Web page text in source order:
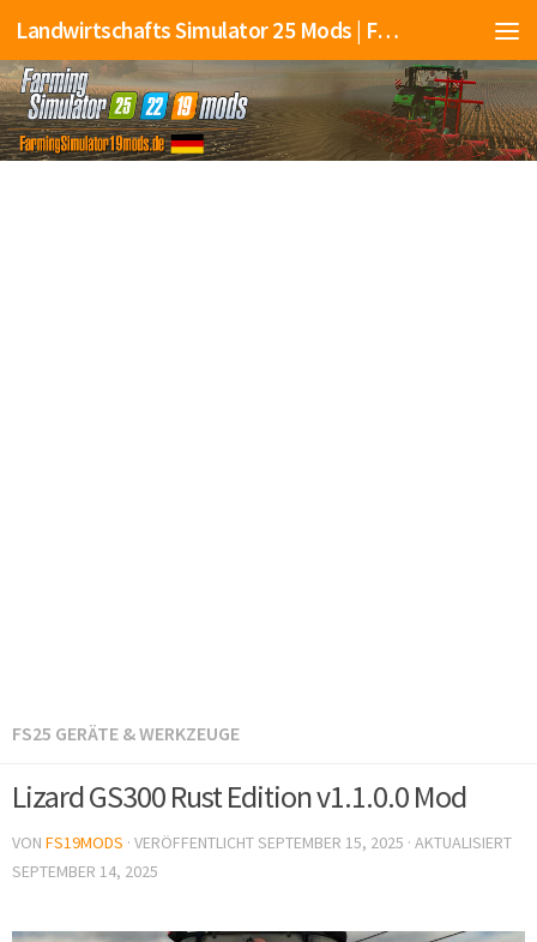
Landwirtschafts Simulator 25 Mods | Farming Simulator 25 Mods | FS25 Mods
FS25 GERÄTE & WERKZEUGE
Lizard GS300 Rust Edition v1.1.0.0 Mod
VON FS19MODS · VERÖFFENTLICHTSEPTEMBER 15, 2025 · AKTUALISIERT
SEPTEMBER 14, 2025